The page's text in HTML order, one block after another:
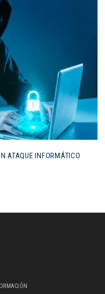
ATAQUE INFORMÁTICO